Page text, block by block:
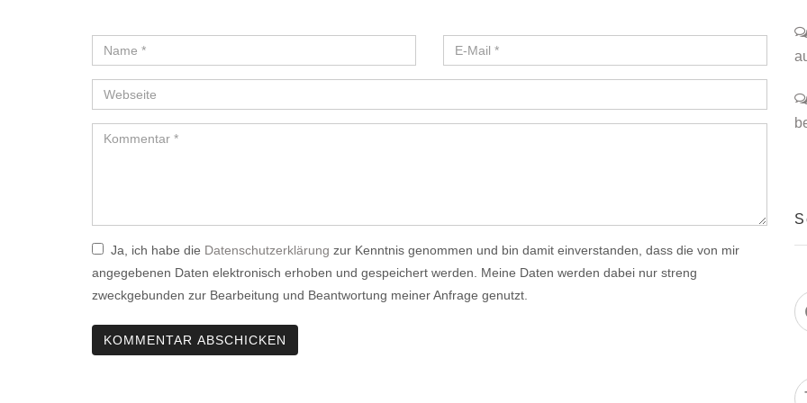
Ja, ich habe die Datenschutzerklärung zur Kenntnis genommen und bin damit einverstanden, dass die von mir
angegebenen Daten elektronisch erhoben und gespeichert werden. Meine Daten werden dabei nur streng
zweckgebunden zur Bearbeitung und Beantwortung meiner Anfrage genutzt.